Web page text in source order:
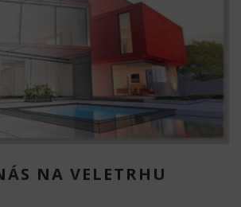
NA VELETRHU